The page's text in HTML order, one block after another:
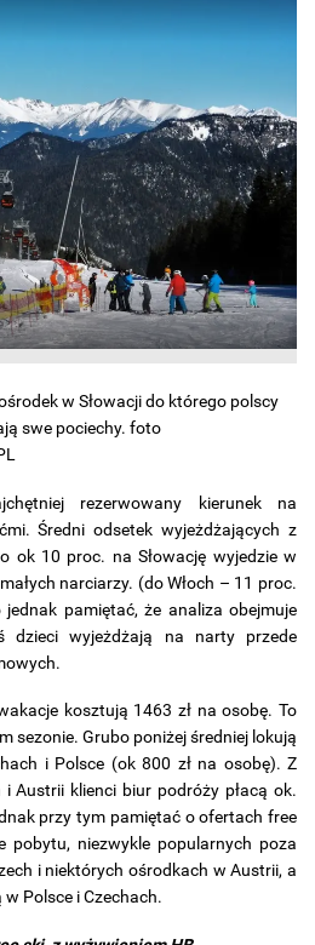
w Słowacji do którego polscy
swe pociechy. foto
rezerwowany kierunek na
Średni odsetek wyjeżdżających z
ok 10 proc. na Słowację wyjedzie w
narciarzy. (do Włoch – 11 proc.
pamiętać, że analiza obejmuje
dzieci wyjeżdżają na narty przede
kosztują 1463 zł na osobę. To
sezonie. Grubo poniżej średniej lokują
i Polsce (ok 800 zł na osobę). Z
i Austrii klienci biur podróży płacą ok.
przy tym pamiętać o ofertach free
pobytu, niezwykle popularnych poza
i niektórych ośrodkach w Austrii, a
Polsce i Czechach.